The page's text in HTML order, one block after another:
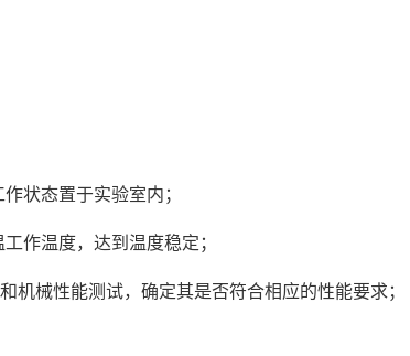
状态置于实验室内；
作温度，达到温度稳定；
械性能测试，确定其是否符合相应的性能要求；